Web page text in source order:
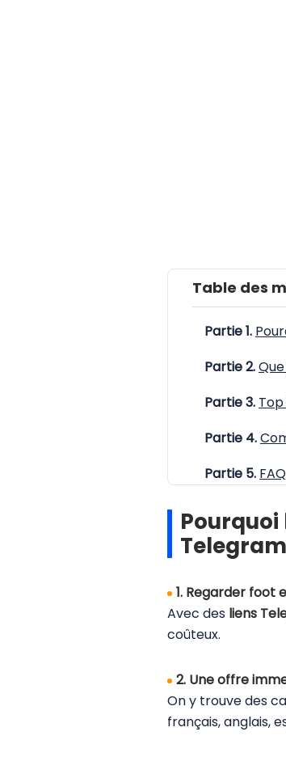
Table des
Partie 1.
Partie 2.
Partie 3.
Partie 4.
Partie 5. FAQ
1. Regarder foot
Avec des liens
coûteux.
2. Une offre
On y trouve des
français, anglais,